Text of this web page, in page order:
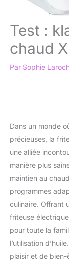
Test :
chaud
Par Sophie
Dans un monde
précieuses, la
une alliée
manière plus
maintien au
programmes
culinaire. Offrant
friteuse
pour toute la
l’utilisation
plaisir et de